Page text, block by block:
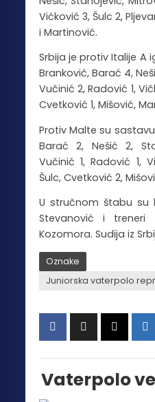
Vićković 3, Šulc 2,
i Martinović.
Srbija je protiv Italije A
Branković, Barać 4,
Vučinić 2, Radović 1,
Cvetković 1, Mišović,
Protiv Malte su sastavu
Barać 2, Nešić 2,
Vučinić 1, Radović 1,
Šulc, Cvetković 2,
U stručnom štabu su
Stevanović i treneri
Kozomora. Sudija iz
Oznake
Juniorska vaterpolo
Vaterpolo